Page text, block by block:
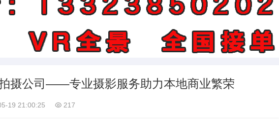
摄公司——专业摄影服务助力本地商业繁荣
19 21:00:25 217